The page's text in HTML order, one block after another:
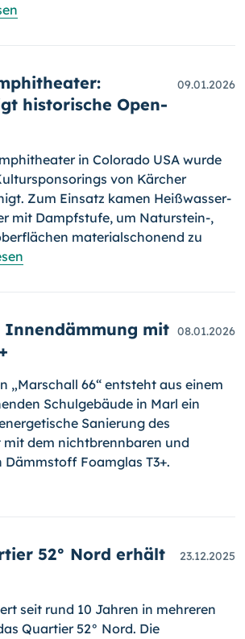
historische Open-
09.01.2026
in Colorado USA wurde
von Kärcher
Zum Einsatz kamen Heißwasser-
mit Dampfstufe, um Naturstein-,
materialschonend zu
Innendämmung mit 08.01.2026
„Marschall 66“ entsteht aus einem
Schulgebäude in Marl ein
Sanierung des
mit dem nichtbrennbaren und
Foamglas T3+.
52° Nord erhält
23.12.2025
seit rund 10 Jahren in mehreren
Quartier 52° Nord. Die